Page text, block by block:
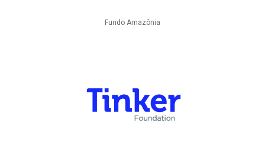
Fundo Amazônia